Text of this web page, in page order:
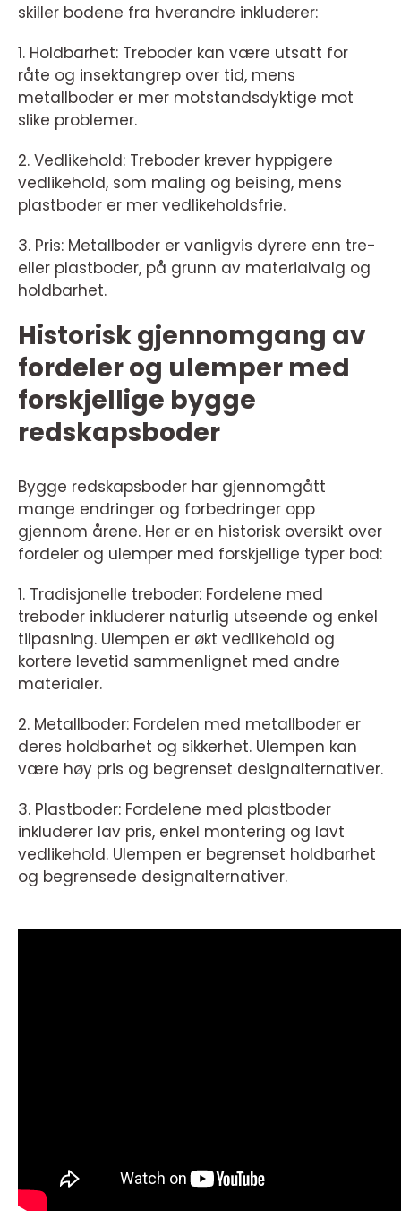
skiller bodene fra hverandre inkluderer:
1. Holdbarhet: Treboder kan være utsatt for
råte og insektangrep over tid, mens
metallboder er mer motstandsdyktige mot
slike problemer.
2. Vedlikehold: Treboder krever hyppigere
vedlikehold, som maling og beising, mens
plastboder er mer vedlikeholdsfrie.
3. Pris: Metallboder er vanligvis dyrere enn tre-
eller plastboder, på grunn av materialvalg og
holdbarhet.
Historisk gjennomgang av
fordeler og ulemper med
forskjellige bygge
redskapsboder
Bygge redskapsboder har gjennomgått
mange endringer og forbedringer opp
gjennom årene. Her er en historisk oversikt over
fordeler og ulemper med forskjellige typer bod:
1. Tradisjonelle treboder: Fordelene med
treboder inkluderer naturlig utseende og enkel
tilpasning. Ulempen er økt vedlikehold og
kortere levetid sammenlignet med andre
materialer.
2. Metallboder: Fordelen med metallboder er
deres holdbarhet og sikkerhet. Ulempen kan
være høy pris og begrenset designalternativer.
3. Plastboder: Fordelene med plastboder
inkluderer lav pris, enkel montering og lavt
vedlikehold. Ulempen er begrenset holdbarhet
og begrensede designalternativer.